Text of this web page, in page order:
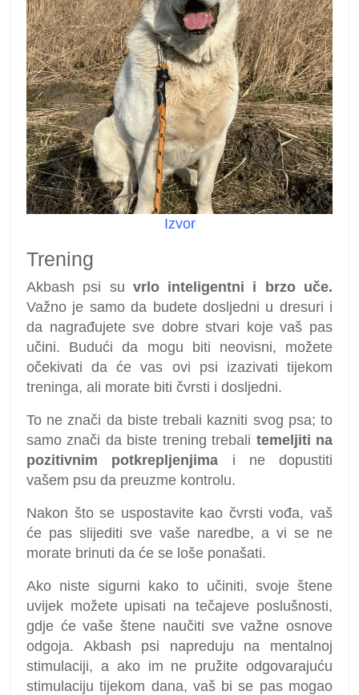
Izvor
Trening
Akbash psi su vrlo inteligentni i brzo uče.
Važno je samo da budete dosljedni u dresuri i
da nagrađujete sve dobre stvari koje vaš pas
učini. Budući da mogu biti neovisni, možete
očekivati da će vas ovi psi izazivati tijekom
treninga, ali morate biti čvrsti i dosljedni.
To ne znači da biste trebali kazniti svog psa; to
samo znači da biste trening trebali temeljiti na
pozitivnim potkrepljenjima i ne dopustiti
vašem psu da preuzme kontrolu.
Nakon što se uspostavite kao čvrsti vođa, vaš
će pas slijediti sve vaše naredbe, a vi se ne
morate brinuti da će se loše ponašati.
Ako niste sigurni kako to učiniti, svoje štene
uvijek možete upisati na tečajeve poslušnosti,
gdje će vaše štene naučiti sve važne osnove
odgoja. Akbash psi napreduju na mentalnoj
stimulaciji, a ako im ne pružite odgovarajuću
stimulaciju tijekom dana, vaš bi se pas mogao